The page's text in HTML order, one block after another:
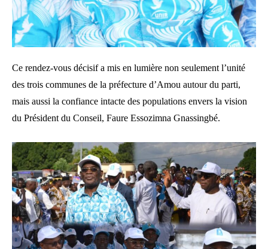
Ce rendez-vous décisif a mis en lumière non seulement l’unité
des trois communes de la préfecture d’Amou autour du parti,
mais aussi la confiance intacte des populations envers la vision
du Président du Conseil, Faure Essozimna Gnassingbé.